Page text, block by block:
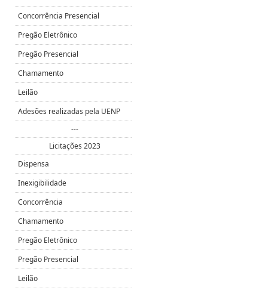
Concorrência Presencial
Pregão Eletrônico
Pregão Presencial
Chamamento
Leilão
Adesões realizadas pela UENP
---
Licitações 2023
Dispensa
Inexigibilidade
Concorrência
Chamamento
Pregão Eletrônico
Pregão Presencial
Leilão